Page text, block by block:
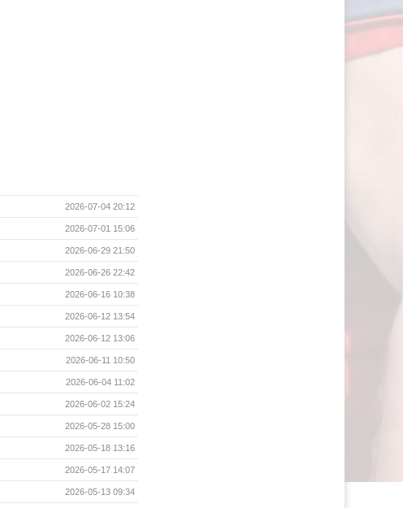
2026-07-04 20:12
2026-07-01 15:06
2026-06-29 21:50
2026-06-26 22:42
2026-06-16 10:38
2026-06-12 13:54
2026-06-12 13:06
2026-06-11 10:50
2026-06-04 11:02
2026-06-02 15:24
2026-05-28 15:00
2026-05-18 13:16
2026-05-17 14:07
2026-05-13 09:34